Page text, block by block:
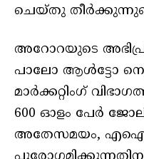
ചെയ്തു
അറോറയുടെ
പാലോ ആൾട്ടോ
മാർക്കറ്റിംഗ്
600 ഓളം പേർ
അതേസമയം,